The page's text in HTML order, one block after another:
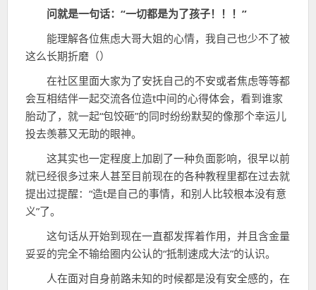
问就是一句话：“一切都是为了孩子！！！”
能理解各位焦虑大哥大姐的心情，我自己也少不了被
这么长期折磨（）
在社区里面大家为了安抚自己的不安或者焦虑等等都
会互相结伴一起交流各位造t中间的心得体会，看到谁家
胎动了，就一起“包饺砸”的同时纷纷默契的像那个幸运儿
投去羡慕又无助的眼神。
这其实也一定程度上加剧了一种负面影响，很早以前
就已经很多过来人甚至目前现在的各种教程里都在过去就
提出过提醒：“造t是自己的事情，和别人比较根本没有意
义”了。
这句话从开始到现在一直都发挥着作用，并且含金量
妥妥的完全不输给圈内公认的“抵制速成大法”的认识。
人在面对自身前路未知的时候都是没有安全感的，在